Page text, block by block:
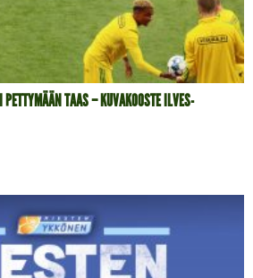
PETTYMÄÄN TAAS – KUVAKOOSTE ILVES-